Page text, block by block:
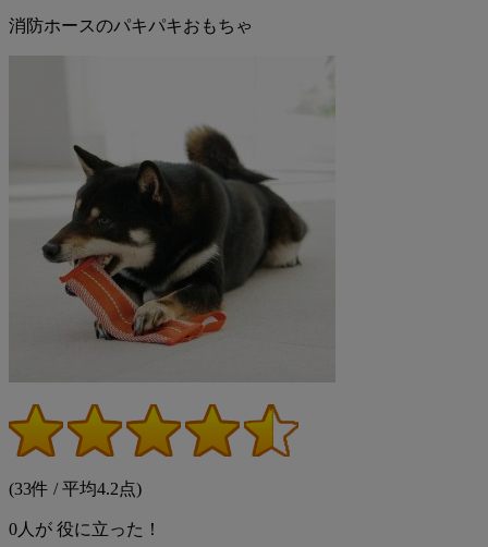
消防ホースのパキパキおもちゃ
(33件 / 平均4.2点)
0 人が 役に立った！